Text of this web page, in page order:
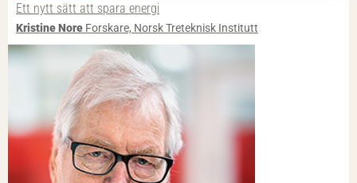
Ett nytt sätt att spara energi
Kristine Nore Forskare, Norsk Treteknisk Institutt